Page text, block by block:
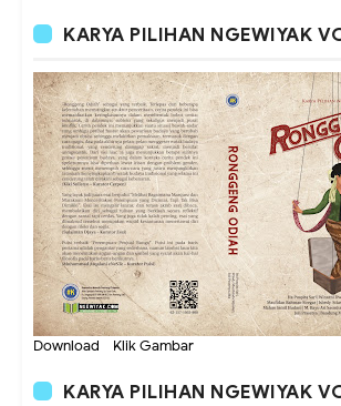
KARYA PILIHAN NGEWIYAK
Download - Klik Gambar
KARYA PILIHAN NGEWIYAK